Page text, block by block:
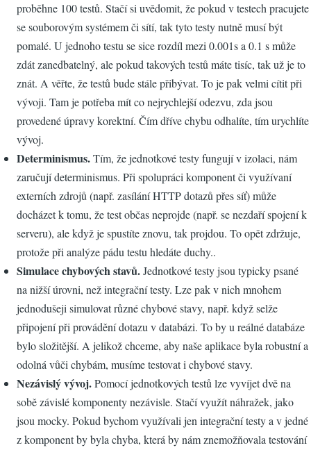
proběhne 100 testů. Stačí si uvědomit, že pokud v testech pracujete
se souborovým systémem či sítí, tak tyto testy nutně musí být
pomalé. U jednoho testu se sice rozdíl mezi 0.001s a 0.1 s může
zdát zanedbatelný, ale pokud takových testů máte tisíc, tak už je to
znát. A věřte, že testů bude stále přibývat. To je pak velmi cítit při
vývoji. Tam je potřeba mít co nejrychlejší odezvu, zda jsou
provedené úpravy korektní. Čím dříve chybu odhalíte, tím urychlíte
vývoj.
Determinismus.Tím, že jednotkové testy fungují v izolaci, nám
zaručují determinismus. Při spolupráci komponent či využívaní
externích zdrojů (např. zasílání HTTP dotazů přes síť) může
docházet k tomu, že test občas neprojde (např. se nezdaří spojení k
serveru), ale když je spustíte znovu, tak projdou. To opět zdržuje,
protože při analýze pádu testu hledáte duchy..
Simulace chybových stavů.Jednotkové testy jsou typicky psané
na nižší úrovni, než integrační testy. Lze pak v nich mnohem
jednodušeji simulovat různé chybové stavy, např. když selže
připojení při provádění dotazu v databázi. To by u reálné databáze
bylo složitější. A jelikož chceme, aby naše aplikace byla robustní a
odolná vůči chybám, musíme testovat i chybové stavy.
Nezávislý vývoj.Pomocí jednotkových testů lze vyvíjet dvě na
sobě závislé komponenty nezávisle. Stačí využít náhražek, jako
jsou mocky. Pokud bychom využívali jen integrační testy a v jedné
z komponent by byla chyba, která by nám znemožňovala testování